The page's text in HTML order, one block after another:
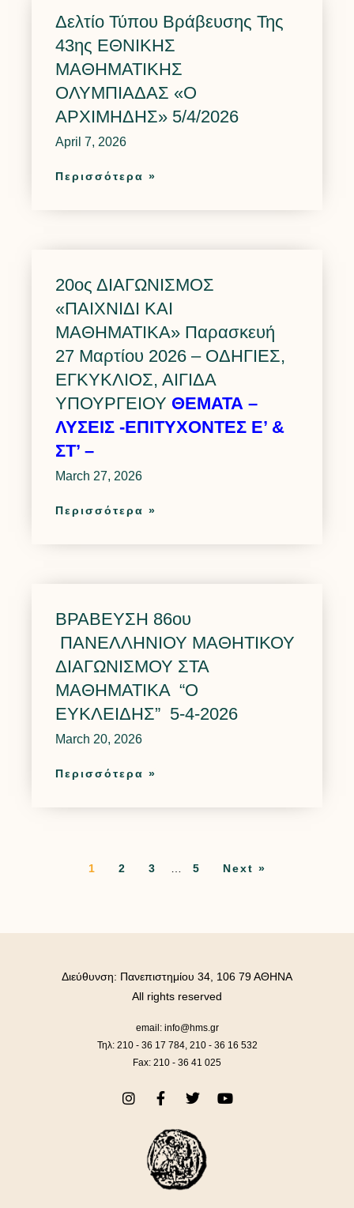
Δελτίο Τύπου Βράβευσης Της
43ης ΕΘΝΙΚΗΣ
ΜΑΘΗΜΑΤΙΚΗΣ
ΟΛΥΜΠΙΑΔΑΣ «O
ΑΡΧΙΜΗΔΗΣ» 5/4/2026
April 7, 2026
Περισσότερα »
20ος ΔΙΑΓΩΝΙΣΜΟΣ
«ΠΑΙΧΝΙΔΙ ΚΑΙ
ΜΑΘΗΜΑΤΙΚΑ» Παρασκευή
27 Μαρτίου 2026 – ΟΔΗΓΙΕΣ,
ΕΓΚΥΚΛΙΟΣ, ΑΙΓΙΔΑ
ΥΠΟΥΡΓΕΙΟΥ ΘΕΜΑΤΑ –
ΛΥΣΕΙΣ -ΕΠΙΤΥΧΟΝΤΕΣ Ε’ &
ΣΤ’ –
March 27, 2026
Περισσότερα »
ΒΡΑΒΕΥΣΗ 86ου
ΠΑΝΕΛΛΗΝΙΟΥ ΜΑΘΗΤΙΚΟΥ
ΔΙΑΓΩΝΙΣΜΟΥ ΣΤΑ
ΜΑΘΗΜΑΤΙΚΑ “Ο
ΕΥΚΛΕΙΔΗΣ” 5-4-2026
March 20, 2026
Περισσότερα »
1 2 3 5 Next »
email: info@hms.gr
Τηλ: 210 - 36 17 784, 210 - 36 16 532
Fax: 210 - 36 41 025
Διεύθυνση: Πανεπιστημίου 34, 106 79 ΑΘΗΝΑ
All rights reserved